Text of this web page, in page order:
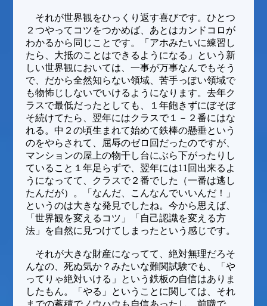
それが世界観をひっくり返す喜びです。ひとつ
２つやってコツをつかめば、あとはカンドコロが
わかるから同じことです。「アホみたいに練習し
たら、大抵のことはできるようになる」という新
しい世界観においては、一事が万事なんでもそう
で、だから全然知らない領域、苦手っぽい領域で
も物怖じしないでいけるようになります。去年ク
ラスで最低だったとしても、１年飽きずにぼそぼ
そ続けてたら、翌年にはクラスで１－２番にはな
れる。中２の頃生まれて始めて鉄棒の懸垂という
のをやらされて、屈辱のゼロ回だったのですが、
マンションの屋上の物干し台にぶら下がったりし
ていること１年足らずで、翌年には11回出来るよ
うになってて、クラスで２番でした（一番は逃し
たんだが）。「なんだ、こんなんでいいんだ！」
というのは大きな発見でしたね。今から思えば、
「世界観を変えるコツ」「自己認識を変える方
法」を自然に見つけてしまったという感じです。
それが大きな財産になってて、絶対無理だろそ
んなの、死ぬ気か？みたいな難関試験でも、「や
ってりゃ絶対いける」という鉄板の自信はありま
したもん。「やる」ということに関しては、それ
までの蓄積でノウハウも自信あったし。前職で